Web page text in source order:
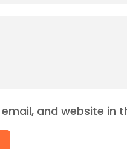
email, and website